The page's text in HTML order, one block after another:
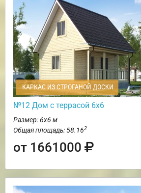
КАРКАС ИЗ СТРОГАНОЙ ДОСКИ
№12 Дом с террасой 6х6
Размер: 6х6 м
Общая площадь: 58.162
от 1661000